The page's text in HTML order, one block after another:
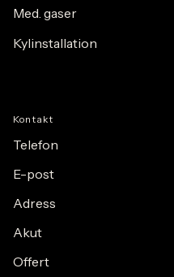
Med. gaser
Kylinstallation
Kontakt
Telefon
E-post
Adress
Akut
Offert